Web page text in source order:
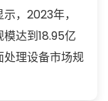
，2023年，
达到18.95亿
理设备市场规